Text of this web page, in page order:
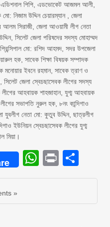
এডিশনাল পিপি, এডভোকেট আজমল আলী,
নিজাম উদ্দিন চেয়ারম্যান , জেলা
সিরাজী, জেলা আওয়ামী লীগ নেতা
সিলেট জেলা পরিষদের সদস্য মোহাম্মদ
মো: রশিদ আহমদ, সদর উপজেলা
হক, সাবেক শিক্ষা বিষয়ক সম্পাদক
মনোয়ার ইবনে রহমান, সাবেক ত্রাণ ও
জেলা স্বেচছাসেবক লীগের সদস্য
আহবায়ক শাহজাহান, যুগ্ম আহবায়ক
সভাপতি নুরুল হক, ৮নং কান্দিগাও
নেতা মো: কুতুব উদ্দিন, ছাত্রলীগ
ইউনিয়ন স্বেচছাসেবক লীগের যুগ্ম
মিয়া।
Print
»